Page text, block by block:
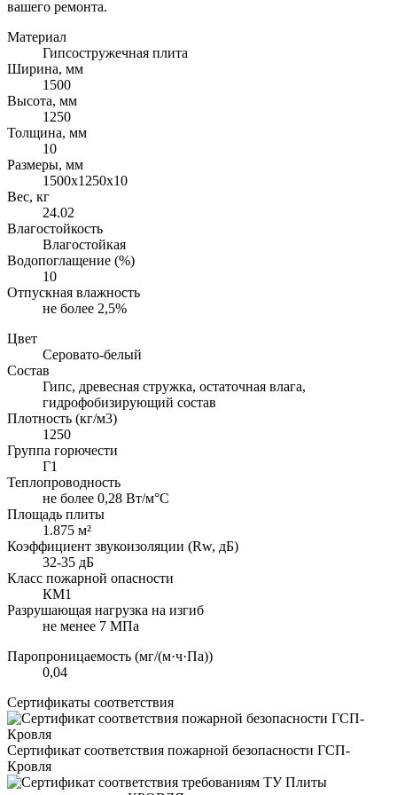
вашего ремонта.
Материал
Гипсостружечная плита
Ширина, мм
1500
Высота, мм
1250
Толщина, мм
10
Размеры, мм
1500х1250х10
Вес, кг
24.02
Влагостойкость
Влагостойкая
Водопоглащение (%)
10
Отпускная влажность
не более 2,5%
Цвет
Серовато-белый
Состав
Гипс, древесная стружка, остаточная влага,
гидрофобизирующий состав
Плотность (кг/м3)
1250
Группа горючести
Г1
Теплопроводность
не более 0,28 Вт/м°С
Площадь плиты
1.875 м²
Коэффициент звукоизоляции (Rw, дБ)
32-35 дБ
Класс пожарной опасности
КМ1
Разрушающая нагрузка на изгиб
не менее 7 МПа
Паропроницаемость (мг/(м·ч·Па))
0,04
Сертификаты соответствия
Сертификат соответствия пожарной безопасности ГСП-
Кровля